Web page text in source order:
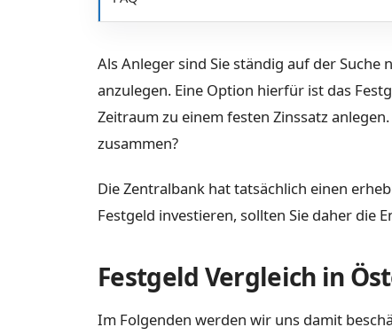
Als Anleger sind Sie ständig auf der
anzulegen. Eine Option hierfür ist das
Zeitraum zu einem festen Zinssatz
zusammen?
Die Zentralbank hat tatsächlich einen
Festgeld investieren, sollten Sie daher die
Festgeld Vergleich in
Im Folgenden werden wir uns damit